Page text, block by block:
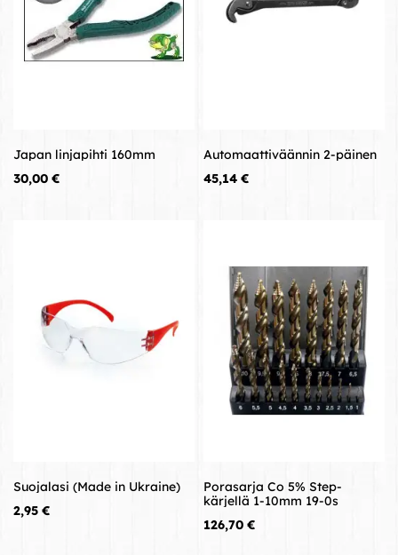
Japan linjapihti 160mm
Hinta
30,00 €
Automaattiväännin 2-päinen
Hinta
45,14 €
Suojalasi (Made in Ukraine)
Hinta
2,95 €
Porasarja Co 5% Step-
kärjellä 1-10mm 19-0s
Hinta
126,70 €